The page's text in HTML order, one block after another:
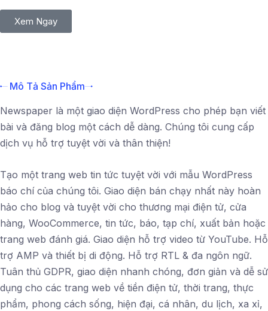
Xem Ngay
Mô Tả Sản Phẩm
Newspaper là một giao diện WordPress cho phép bạn viết
bài và đăng blog một cách dễ dàng. Chúng tôi cung cấp
dịch vụ hỗ trợ tuyệt vời và thân thiện!
Tạo một trang web tin tức tuyệt vời với mẫu WordPress
báo chí của chúng tôi. Giao diện bán chạy nhất này hoàn
hảo cho blog và tuyệt vời cho thương mại điện tử, cửa
hàng, WooCommerce, tin tức, báo, tạp chí, xuất bản hoặc
trang web đánh giá. Giao diện hỗ trợ video từ YouTube. Hỗ
trợ AMP và thiết bị di động. Hỗ trợ RTL & đa ngôn ngữ.
Tuân thủ GDPR, giao diện nhanh chóng, đơn giản và dễ sử
dụng cho các trang web về tiền điện tử, thời trang, thực
phẩm, phong cách sống, hiện đại, cá nhân, du lịch, xa xỉ,